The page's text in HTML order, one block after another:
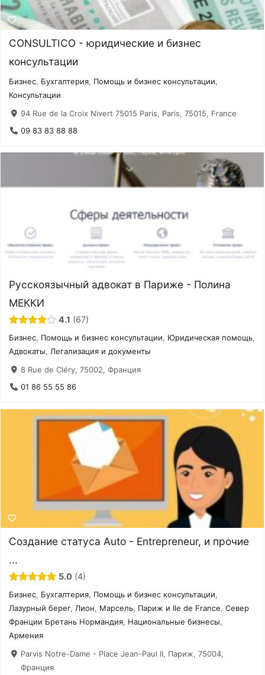
CONSULTICO - юридические и бизнес
консультации
Бизнес, Бухгалтерия, Помощь и бизнес консультации,
Консультации
94 Rue de la Croix Nivert 75015 Paris, Paris, 75015, France
09 83 83 88 88
Русскоязычный адвокат в Париже - Полина
МЕККИ
4.1 67
Бизнес, Помощь и бизнес консультации, Юридическая помощь,
Адвокаты,Легализация и документы
8 Rue de Cléry, 75002, Франция
01 86 55 55 86
Создание статуса Auto - Entrepreneur, и прочие
...
5.0 4
Бизнес, Бухгалтерия, Помощь и бизнес консультации,
Лазурный берег,Лион, Марсель, Париж и Ile de France,Север
Франции Бретань Нормандия, Национальные бизнесы,
Армения
Parvis Notre-Dame - Place Jean-Paul II, Париж, 75004,
Франция